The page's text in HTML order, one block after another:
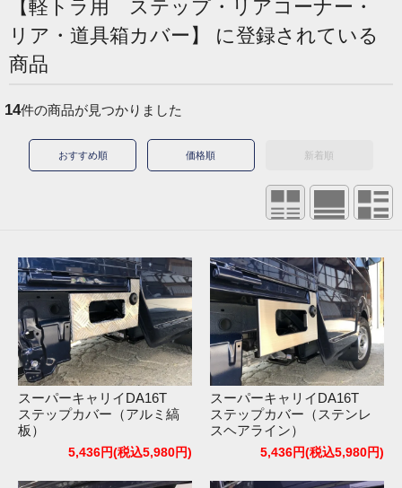
【軽トラ用 ステップ・リアコーナー・
リア・道具箱カバー】 に登録されている
商品
14件の商品が見つかりました
おすすめ順 価格順 新着順
スーパーキャリイDA16T
ステップカバー（アルミ縞
板）
5,436円(税込5,980円)
スーパーキャリイDA16T
ステップカバー（ステンレ
スヘアライン）
5,436円(税込5,980円)